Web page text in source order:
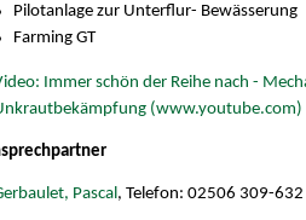
Pilotanlage zur Unterflur- Bewässerung
Farming GT
Immer schön der Reihe nach -
(www.youtube.com)
Pascal, Telefon: 02506 309-632